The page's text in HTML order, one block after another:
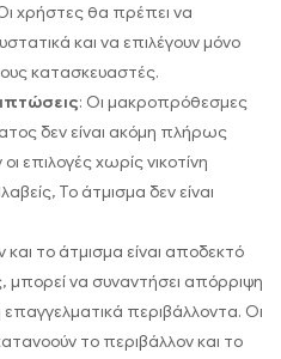
Οι χρήστες θα πρέπει να
και να επιλέγουν μόνο
κατασκευαστές.
: Οι μακροπρόθεσμες
δεν είναι ακόμη πλήρως
επιλογές χωρίς νικοτίνη
Το άτμισμα δεν είναι
και το άτμισμα είναι αποδεκτό
μπορεί να συναντήσει απόρριψη
επαγγελματικά περιβάλλοντα. Οι
το περιβάλλον και το